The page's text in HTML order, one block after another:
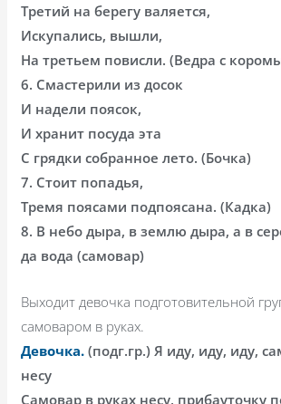
Третий на берегу валяется,
Искупались, вышли,
На третьем повисли. (Ведра с
6. Смастерили из досок
И надели поясок,
И хранит посуда эта
С грядки собранное лето. (Бочка)
7. Стоит попадья,
Тремя поясами подпоясана. (Кадка)
8. В небо дыра, в землю дыра, а в
да вода (самовар)
Выходит девочка подготовительной
самоваром в руках.
Девочка. (подг.гр.) Я иду, иду, иду,
несу
Самовар в руках несу, прибауточку